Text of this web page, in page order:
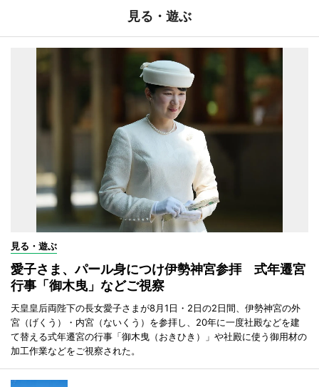
見る・遊ぶ
見る・遊ぶ
愛子さま、パール身につけ伊勢神宮参拝 式年遷宮
行事「御木曳」などご視察
天皇皇后両陛下の長女愛子さまが8月1日・2日の2日間、伊勢神宮の外
宮（げくう）・内宮（ないくう）を参拝し、20年に一度社殿などを建
て替える式年遷宮の行事「御木曳（おきひき）」や社殿に使う御用材の
加工作業などをご視察された。